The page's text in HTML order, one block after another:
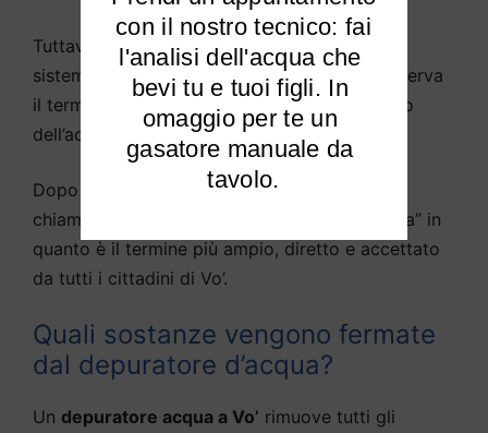
Tuttavia, la legge non consente di chiamare il
sistema un “depuratore d’acqua” in quanto riserva
il termine agli impianti destinati al trattamento
dell’acqua non potabile.
Dopo questo chiarimento, ci permettiamo di
chiamare i nostri prodotti “depuratore d’acqua” in
quanto è il termine più ampio, diretto e accettato
da tutti i cittadini di Vo’.
Quali sostanze vengono fermate
dal depuratore d’acqua?
Un depuratore acqua a Vo’ rimuove tutti gli
l'analisi dell'acqua che
bevi tu e tuoi figli. In
omaggio per te un
gasatore manuale da
tavolo.